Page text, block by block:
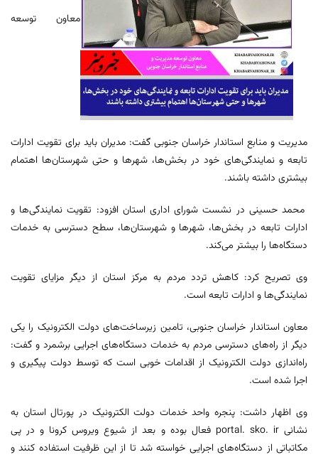
معاون توسعه
مدیریت و منابع استاندار خراسان جنوبی گفت: مدیران باید برای تقویت ادارات
تابعه و نمایندگی‌های خود در بخش‌ها، شهرها و حتی شهرستان‌ها اهتمام
بیشتری داشته باشند.
محمد حسینی در نشست شورای اداری استان افزود: تقویت نمایندگی‌ها و
ادارات تابعه در بخش‌ها، شهرها و شهرستان‌ها، سطح دسترسی به خدمات
دستگاه‌ها را بیشتر می‌کند.
وی تصریح کرد: کاهش تردد مردم به مرکز استان از دیگر مزایای تقویت
نمایندگی‌ها و ادارات تابعه است.
معاون استاندار خراسان جنوبی، تامین زیرساخت‌های دولت الکترونیک را یکی
دیگر از راه‌های دسترسی مردم به خدمات دستگاه‌های اجرایی برشمرد و گفت:
راه‌اندازی دولت الکترونیک از اقدامات خوبی است که توسط دولت پیگیری و
اجرا شده است.
وی اظهار داشت: پنجره واحد خدمات دولت الکترونیک در پورتال استان به
نشانی portal. sko. ir فعال بوده و بعد از شیوع ویروس کرونا و در پی
مکاتباتی از دستگاه‌های اجرایی خواسته شد تا از این ظرفیت استفاده کنند و